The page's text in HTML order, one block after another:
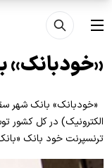
رفتن به محتوای اصلی
منو
«خودبانک»
«خودبانک» بانک شهر
الکترونیک) در کل کشور
ترنسپرنت خود بانک